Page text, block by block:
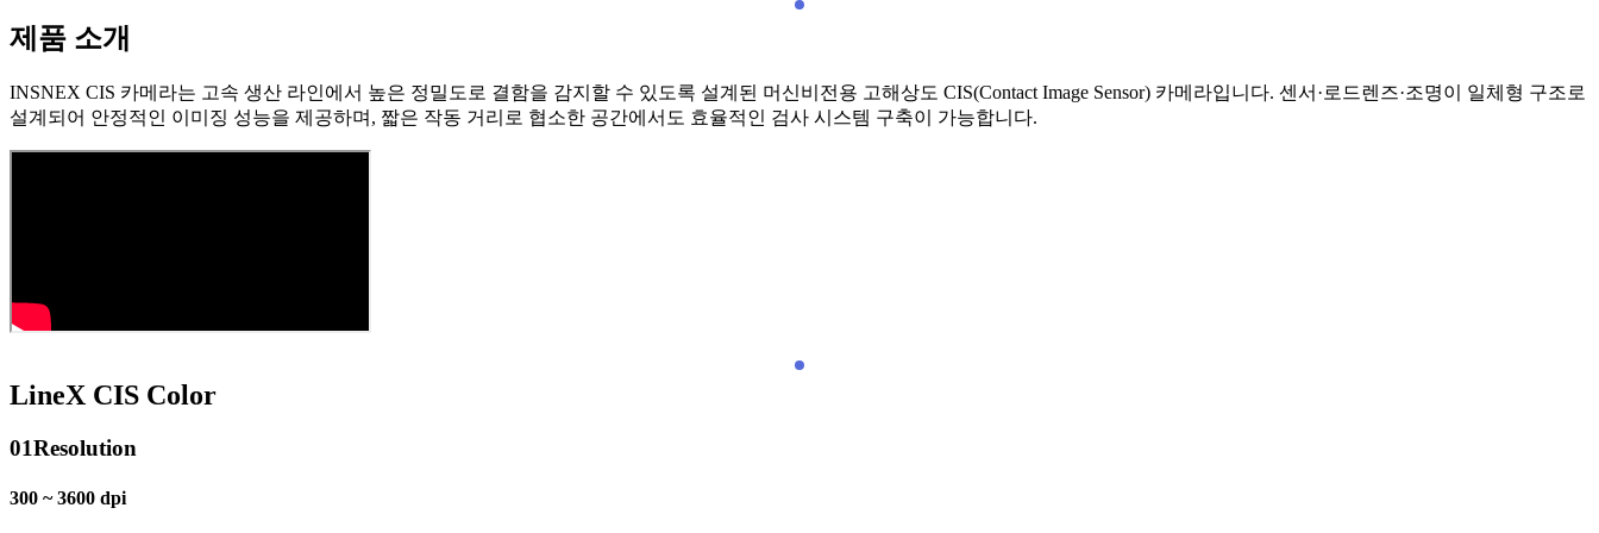
제품 소개
INSNEX CIS 카메라는 고속 생산 라인에서 높은 정밀도로 결함을 감지할 수 있도록 설계된 머신비전용 고해상도 CIS(Contact Image Sensor) 카메라입니다. 센서·로드렌즈·조명이 일체형 구조로
설계되어 안정적인 이미징 성능을 제공하며, 짧은 작동 거리로 협소한 공간에서도 효율적인 검사 시스템 구축이 가능합니다.
LineX CIS Color
01Resolution
300 ~ 3600 dpi